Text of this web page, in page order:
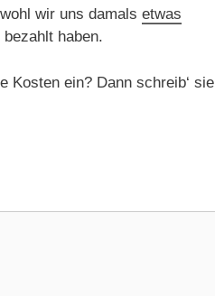
wir uns damals etwas
haben.
Kosten ein? Dann schreib‘ sie